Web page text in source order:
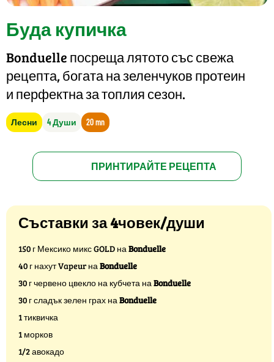
Буда купичка
Bonduelle посреща лятото със свежа
рецепта, богата на зеленчуков протеин
и перфектна за топлия сезон.
Лесни 4 Души 20 mn
ПРИНТИРАЙТЕ РЕЦЕПТА
Съставки за 4човек/души
150 г Мексико микс GOLD наBonduelle
40 г нахут Vapeur наBonduelle
30 г червено цвекло на кубчета наBonduelle
30 г сладък зелен грах наBonduelle
1 тиквичка
1 морков
1/2 авокадо